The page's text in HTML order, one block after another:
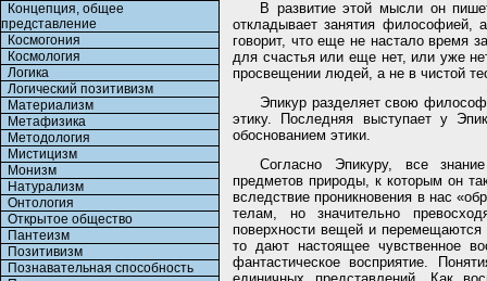
Концепция, общее
представление
Космогония
Космология
Логика
Логический позитивизм
Материализм
Метафизика
Методология
Мистицизм
Монизм
Натурализм
Онтология
Открытое общество
Пантеизм
Позитивизм
Познавательная способность
В развитие этой мысли он
откладывает занятия философией,
говорит, что еще не настало время
для счастья или еще нет, или уже
просвещении людей, а не в чистой
Эпикур разделяет свою
этику. Последняя выступает у
обоснованием этики.
Согласно Эпикуру, все
предметов природы, к которым он
вследствие проникновения в нас
телам, но значительно
поверхности вещей и
то дают настоящее чувственное
фантастическое восприятие.